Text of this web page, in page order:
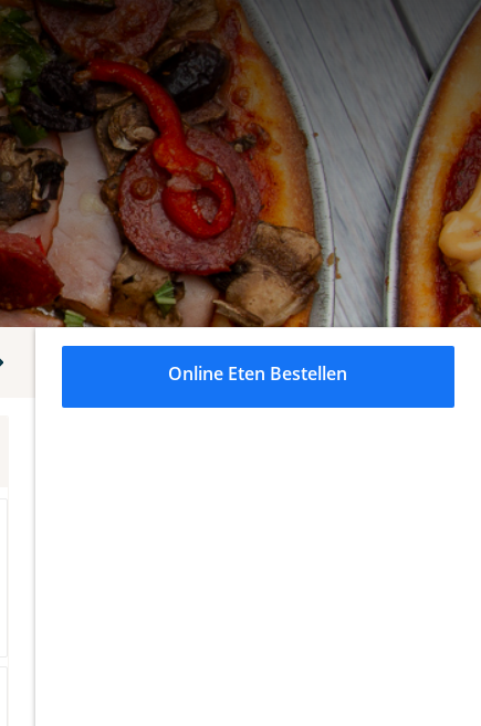
Kipgerechten Speciaal van het huis
Online Eten Bestellen